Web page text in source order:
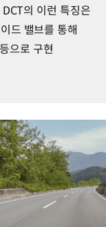
의 이런 특징은
드 밸브를 통해
으로 구현